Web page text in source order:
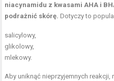
niacynamidu z kwasami AHA i
podrażnić skórę. Dotyczy to
salicylowy,
glikolowy,
mlekowy.
Aby uniknąć nieprzyjemnych reakcji,